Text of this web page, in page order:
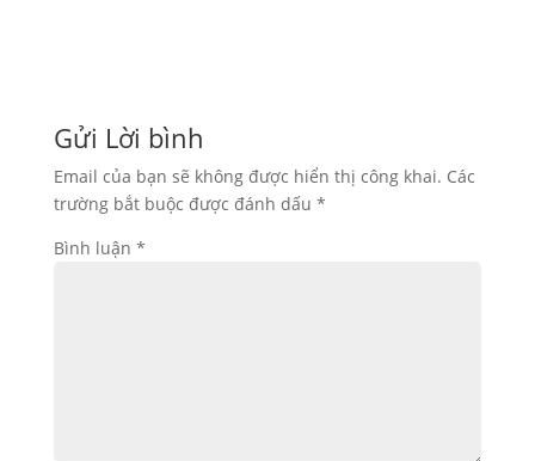
Gửi Lời bình
Email của bạn sẽ không được hiển thị công khai. Các
trường bắt buộc được đánh dấu *
Bình luận *